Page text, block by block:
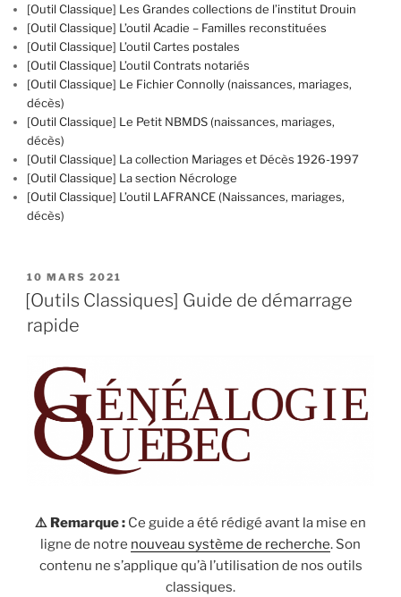
[Outil Classique] Les Grandes collections de l’institut Drouin
[Outil Classique] L’outil Acadie – Familles reconstituées
[Outil Classique] L’outil Cartes postales
[Outil Classique] L’outil Contrats notariés
[Outil Classique] Le Fichier Connolly (naissances, mariages,
décès)
[Outil Classique] Le Petit NBMDS (naissances, mariages,
décès)
[Outil Classique] La collection Mariages et Décès 1926-1997
[Outil Classique] La section Nécrologe
[Outil Classique] L’outil LAFRANCE (Naissances, mariages,
décès)
PUBLIÉ
LE
10 MARS 2021
[Outils Classiques] Guide de démarrage
rapide
⚠️ Remarque : Ce guide a été rédigé avant la mise en
ligne de notre nouveau système de recherche. Son
contenu ne s’applique qu’à l’utilisation de nos outils
classiques.